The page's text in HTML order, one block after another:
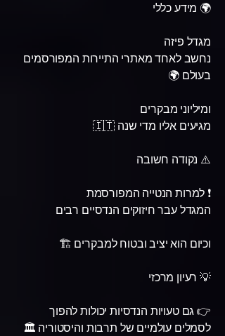
🌍 מידע כללי
מגדל פיזה
נחשב לאחד מאתרי התיירות המפורסמים
בעולם 🌍
ומיליוני מבקרים
מגיעים אליו מדי שנה 🇮🇹
⚠️ נקודה חשובה
❗ למרות הנטייה המפורסמת
המגדל עבר חיזוקים הנדסיים רבים
וכיום הוא יציב ובטוח למבקרים 🏗️
💡 רעיון מרכזי
👉 גם טעויות הנדסיות יכולות להפוך
לסמלים עולמיים של תרבות והיסטוריה 🏛️